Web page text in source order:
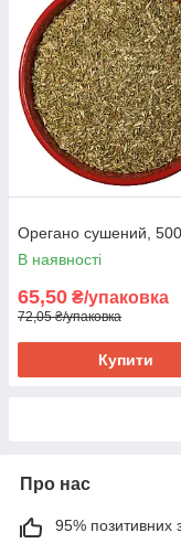
Орегано сушений,
В наявності
65,50 ₴/упаковка
72,05 ₴/упаковка
Купити
Про нас
95% позитивних з